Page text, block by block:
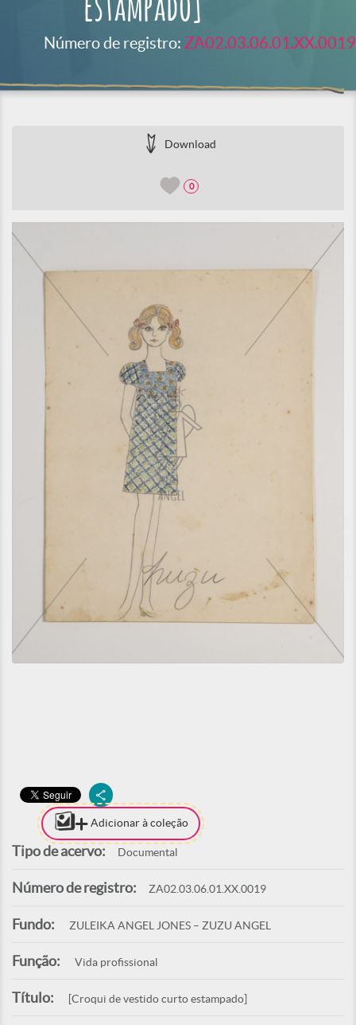
estampado]
Número de registro: ZA02.03.06.01.XX.0019
Download
0
Adicionar à coleção
Tipo de acervo: Documental
Número de registro: ZA02.03.06.01.XX.0019
Fundo: ZULEIKA ANGEL JONES – ZUZU ANGEL
Função: Vida profissional
Título: [Croqui de vestido curto estampado]